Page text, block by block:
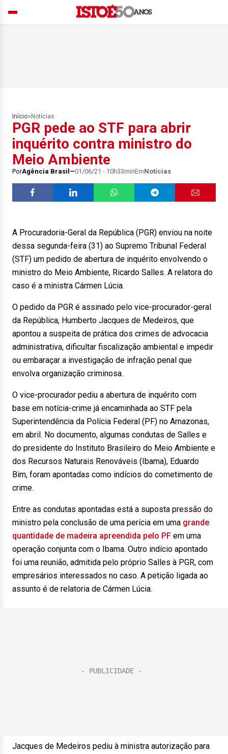
Início> Notícias
PGR pede ao STF para abrir
inquérito contra ministro do
Meio Ambiente
PorAgência Brasil 01/06/21 - 10h33minEmNotícias
A Procuradoria-Geral da República (PGR) enviou na noite
dessa segunda-feira (31) ao Supremo Tribunal Federal
(STF) um pedido de abertura de inquérito envolvendo o
ministro do Meio Ambiente, Ricardo Salles. A relatora do
caso é a ministra Cármen Lúcia.
O pedido da PGR é assinado pelo vice-procurador-geral
da República, Humberto Jacques de Medeiros, que
apontou a suspeita de prática dos crimes de advocacia
administrativa, dificultar fiscalização ambiental e impedir
ou embaraçar a investigação de infração penal que
envolva organização criminosa.
O vice-procurador pediu a abertura de inquérito com
base em notícia-crime já encaminhada ao STF pela
Superintendência da Polícia Federal (PF) no Amazonas,
em abril. No documento, algumas condutas de Salles e
do presidente do Instituto Brasileiro do Meio Ambiente e
dos Recursos Naturais Renováveis (Ibama), Eduardo
Bim, foram apontadas como indícios do cometimento de
crime.
Entre as condutas apontadas está a suposta pressão do
ministro pela conclusão de uma perícia em uma grande
quantidade de madeira apreendida pelo PF em uma
operação conjunta com o Ibama. Outro indício apontado
foi uma reunião, admitida pelo próprio Salles à PGR, com
empresários interessados no caso. A petição ligada ao
assunto é de relatoria de Cármen Lúcia.
Jacques de Medeiros pediu à ministra autorização para